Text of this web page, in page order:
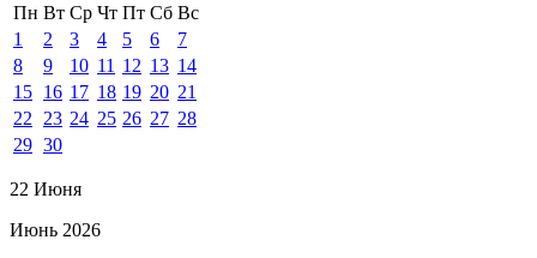
Пн Вт Ср Чт Пт Сб Вс
1
2 3 4 5 6
7
8
9 10 11 12 13 14
15 16 17 18 19 20 21
22
23 24 25 26 27 28
29 30
22 Июня
Июнь 2026